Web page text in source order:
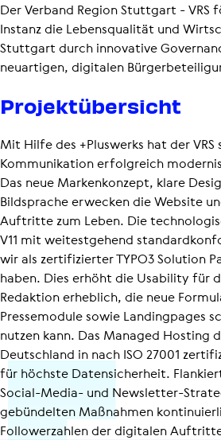
Der Verband Region Stuttgart - VRS
Instanz die Lebensqualität und
Stuttgart durch innovative
neuartigen, digitalen
Projekt­über­sicht
Mit Hilfe des +Pluswerks hat der
Kommunikation erfolgreich
Das neue Markenkonzept, klare
Bildsprache erwecken die Website
Auftritte zum Leben. Die
V11 mit weitestgehend
wir als zertifizierter TYPO3 Solution
haben. Dies erhöht die Usability für
Redaktion erheblich, die neue
Pressemodule sowie Landingpages
nutzen kann. Das Managed Hosting
Deutschland in nach ISO 27001
für höchste Daten­si­cher­heit.
Social-Media- und Newsletter-
gebündelten Maßnahmen
Followerzahlen der digitalen